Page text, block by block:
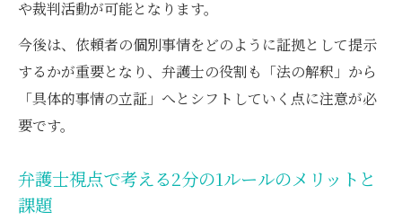
や裁判活動が可能となります。
今後は、依頼者の個別事情をどのように証拠として提示
するかが重要となり、弁護士の役割も「法の解釈」から
「具体的事情の立証」へとシフトしていく点に注意が必
要です。
弁護士視点で考える2分の1ルールのメリットと
課題